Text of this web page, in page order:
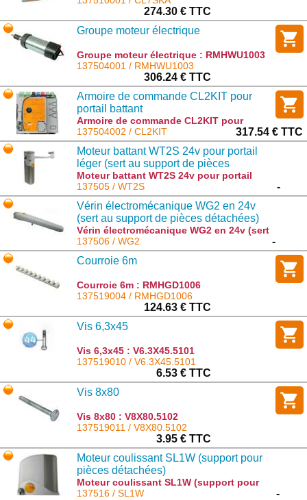
274.30 € TTC
Groupe moteur électrique
Groupe moteur électrique : RMHWU1003
137504001 / RMHWU1003
306.24 € TTC
Armoire de commande CL2KIT pour
portail battant
Armoire de commande CL2KIT pour
portail battant : CL2KIT
137504002 / CL2KIT
317.54 € TTC
Moteur battant WT2S 24v pour portail
léger (sert au support de pièces
détachées)
Moteur battant WT2S 24v pour portail
léger (sert au support de pièces
détachées) : WT2S
137505 / WT2S
-
Vérin électromécanique WG2 en 24v
(sert au support de pièces détachées)
Vérin électromécanique WG2 en 24v (sert
au support de pièces détachées) : WG2
137506 / WG2
-
Courroie 6m
Courroie 6m : RMHGD1006
137519004 / RMHGD1006
124.63 € TTC
Vis 6,3x45
Vis 6,3x45 : V6.3X45.5101
137519010 / V6.3X45.5101
6.53 € TTC
Vis 8x80
Vis 8x80 : V8X80.5102
137519011 / V8X80.5102
3.95 € TTC
Moteur coulissant SL1W (support pour
pièces détachées)
Moteur coulissant SL1W (support pour
pièces détachées) : SL1W
137516 / SL1W
-